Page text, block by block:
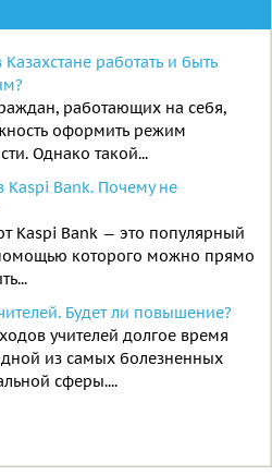
работать и быть
работающих на себя,
оформить режим
Однако такой...
Kaspi Bank. Почему не
Kaspi Bank — это популярный
которого можно прямо
Будет ли повышение?
учителей долгое время
из самых болезненных
сферы....